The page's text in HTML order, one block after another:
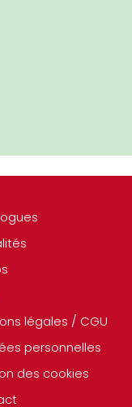
légales / CGU
personnelles
des cookies